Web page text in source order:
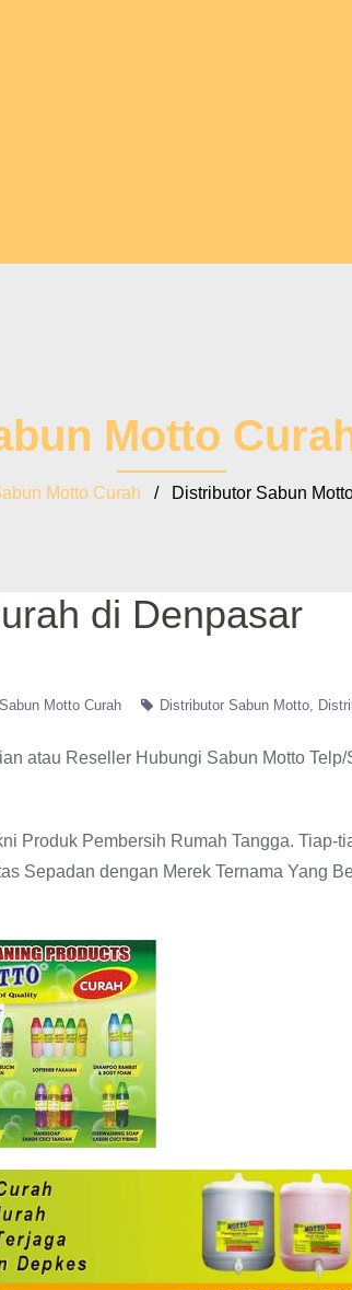
Motto
Motto Curah / Distributor Sabun
di Denpasar
Motto Curah Distributor Sabun Motto
atau Reseller Hubungi Sabun Motto Telp/
Produk Pembersih Rumah Tangga. Tiap-
Sepadan dengan Merek Ternama Yang